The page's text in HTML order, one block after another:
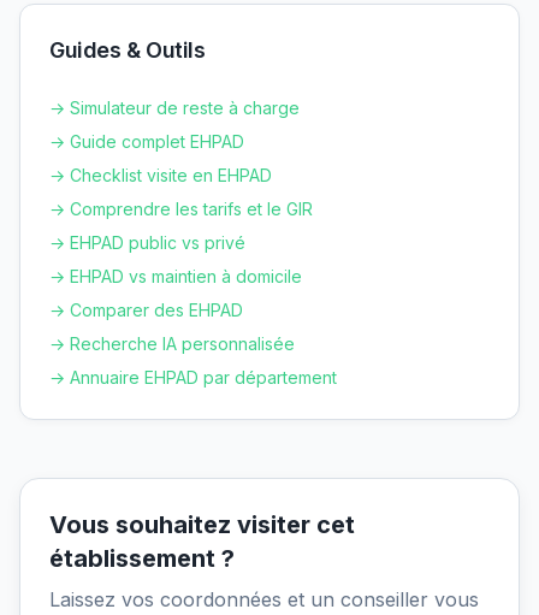
Guides & Outils
→ Simulateur de reste à charge
→ Guide complet EHPAD
→ Checklist visite en EHPAD
→ Comprendre les tarifs et le GIR
→ EHPAD public vs privé
→ EHPAD vs maintien à domicile
→ Comparer des EHPAD
→ Recherche IA personnalisée
→ Annuaire EHPAD par département
Vous souhaitez visiter cet
établissement ?
Laissez vos coordonnées et un conseiller vous